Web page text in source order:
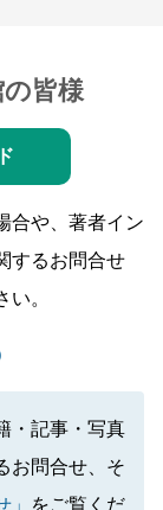
皆様
合や、著者イン
するお問合せ
。
・記事・写真
お問合せ、そ
」 をご覧くだ